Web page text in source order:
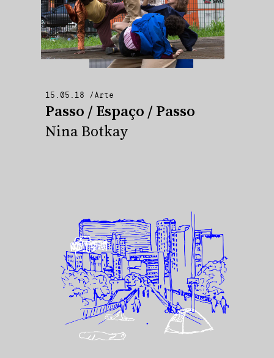
15.05.18 /Arte
Passo / Espaço / Passo
Nina Botkay